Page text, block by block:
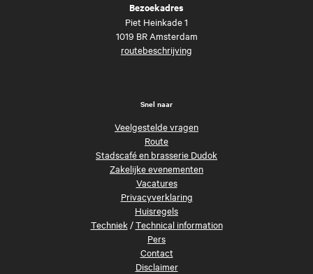
Bezoekadres
Piet Heinkade 1
1019 BR Amsterdam
routebeschrijving
Snel naar
Veelgestelde vragen
Route
Stadscafé en brasserie Dudok
Zakelijke evenementen
Vacatures
Privacyverklaring
Huisregels
Techniek/Technical information
Pers
Contact
Disclaimer